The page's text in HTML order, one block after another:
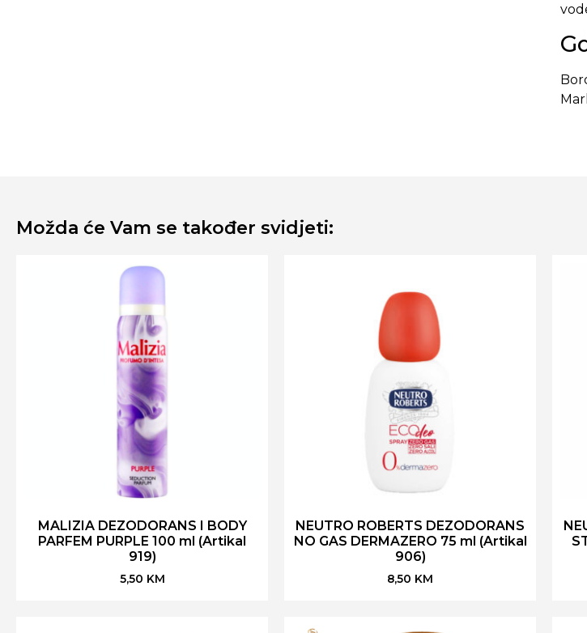
Možda će Vam se također svidjeti:
MALIZIA DEZODORANS I BODY
PARFEM PURPLE 100 ml (Artikal
919)
5,50 KM
NEUTRO ROBERTS DEZODORANS
NO GAS DERMAZERO 75 ml (Artikal
906)
8,50 KM